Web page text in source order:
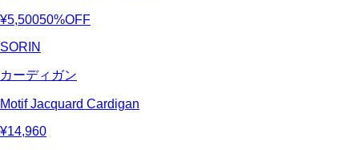
¥5,50050%OFF
SORIN
カーディガン
Motif Jacquard Cardigan
¥14,960